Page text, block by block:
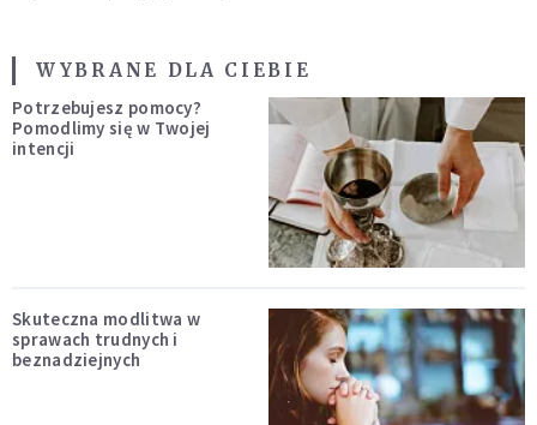
WYBRANE DLA CIEBIE
Potrzebujesz pomocy?
Pomodlimy się w Twojej
intencji
Skuteczna modlitwa w
sprawach trudnych i
beznadziejnych